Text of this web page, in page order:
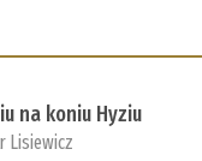
na koniu Hyziu
Lisiewicz